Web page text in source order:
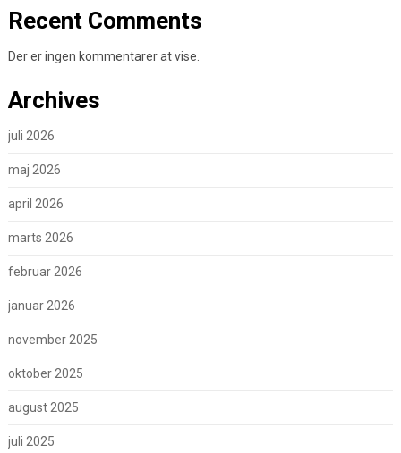
Recent Comments
Der er ingen kommentarer at vise.
Archives
juli 2026
maj 2026
april 2026
marts 2026
februar 2026
januar 2026
november 2025
oktober 2025
august 2025
juli 2025